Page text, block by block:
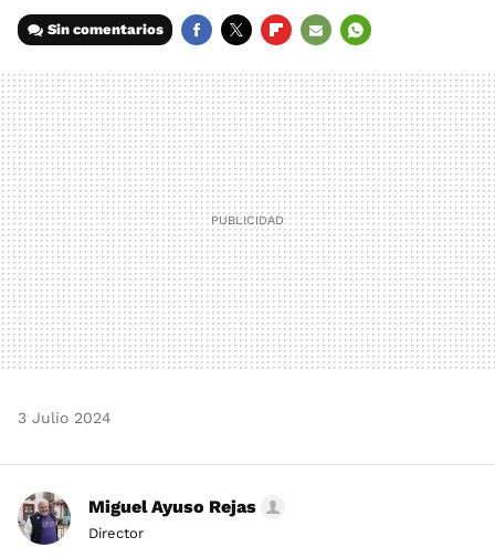
Sin comentarios
MAIL
3 Julio 2024
Miguel Ayuso Rejas
Director